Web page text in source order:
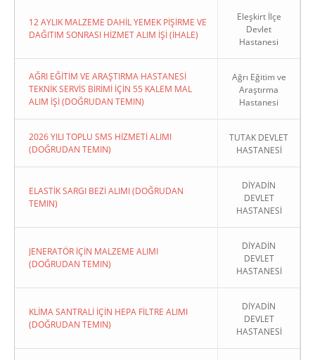
12 AYLIK MALZEME DAHİL YEMEK PİŞİRME VE
DAĞITIM SONRASI HİZMET ALIM İŞİ (İHALE)
Eleşkirt İlçe
Devlet
Hastanesi
AĞRI EĞİTİM VE ARAŞTIRMA HASTANESİ
TEKNİK SERVİS BİRİMİ İÇİN 55 KALEM MAL
ALIM İŞİ (DOĞRUDAN TEMIN)
Ağrı Eğitim ve
Araştırma
Hastanesi
2026 YILI TOPLU SMS HİZMETİ ALIMI
(DOĞRUDAN TEMIN)
TUTAK DEVLET
HASTANESİ
ELASTİK SARGI BEZİ ALIMI (DOĞRUDAN
TEMIN)
DİYADİN
DEVLET
HASTANESİ
JENERATÖR İÇİN MALZEME ALIMI
(DOĞRUDAN TEMIN)
DİYADİN
DEVLET
HASTANESİ
KLİMA SANTRALİ İÇİN HEPA FİLTRE ALIMI
(DOĞRUDAN TEMIN)
DİYADİN
DEVLET
HASTANESİ